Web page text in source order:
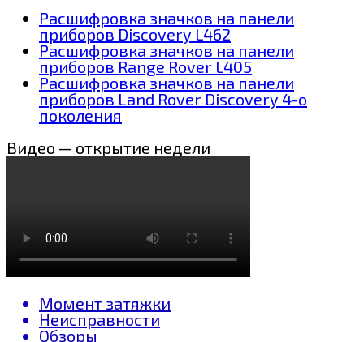
Расшифровка значков на панели
приборов Discovery L462
Расшифровка значков на панели
приборов Range Rover L405
Расшифровка значков на панели
приборов Land Rover Discovery 4-о
поколения
Видео — открытие недели
Момент затяжки
Неисправности
Обзоры